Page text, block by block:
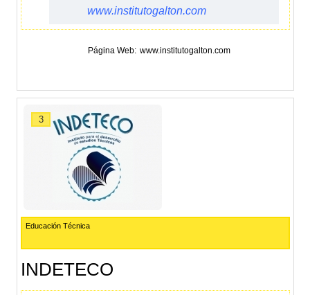
www.institutogalton.com
Página Web www.institutogalton.com
3
Educación Técnica
INDETECO